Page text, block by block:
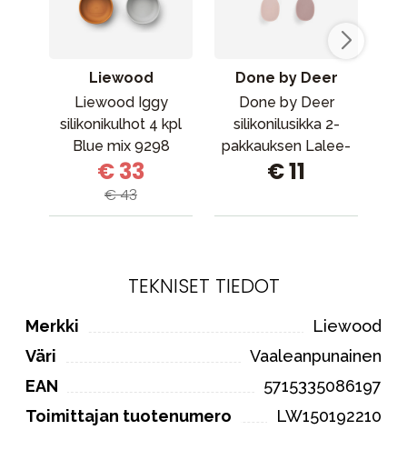
Liewood
Liewood Iggy
silikonikulhot 4 kpl
Blue mix 9298
€ 33
€ 43
Done by Deer
Done by Deer
silikonilusikka 2-
pakkauksen Lalee-
jauhetta
€ 11
TEKNISET TIEDOT
Merkki
Liewood
Väri
Vaaleanpunainen
EAN
5715335086197
Toimittajan tuotenumero
LW150192210